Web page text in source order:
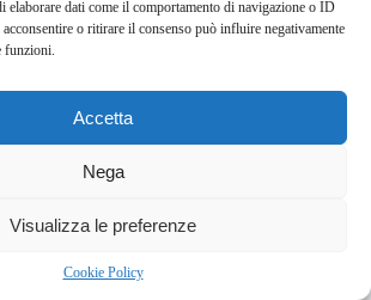
elaborare dati come il comportamento di navigazione o ID
o ritirare il consenso può influire negativamente
funzioni.
Accetta
Nega
Visualizza le preferenze
Cookie Policy
3 - 37138 - VERONA (VR)
045-511-7681
Srl P.IVA 02954300238 – REA